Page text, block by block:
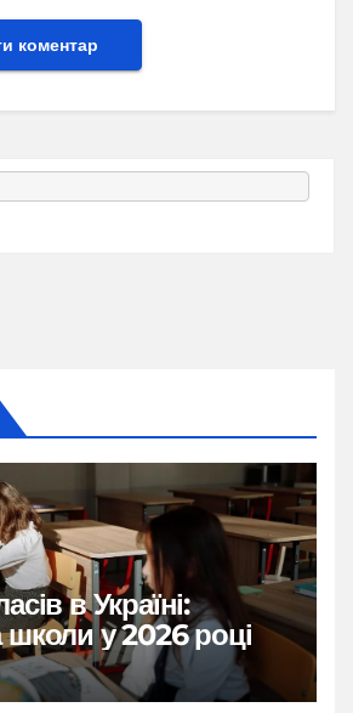
в Україні:
школи у 2026 році